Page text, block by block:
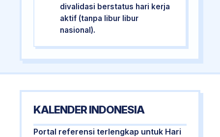
divalidasi berstatus hari kerja
aktif (tanpa libur libur
nasional).
KALENDER INDONESIA
Portal referensi terlengkap untuk Hari